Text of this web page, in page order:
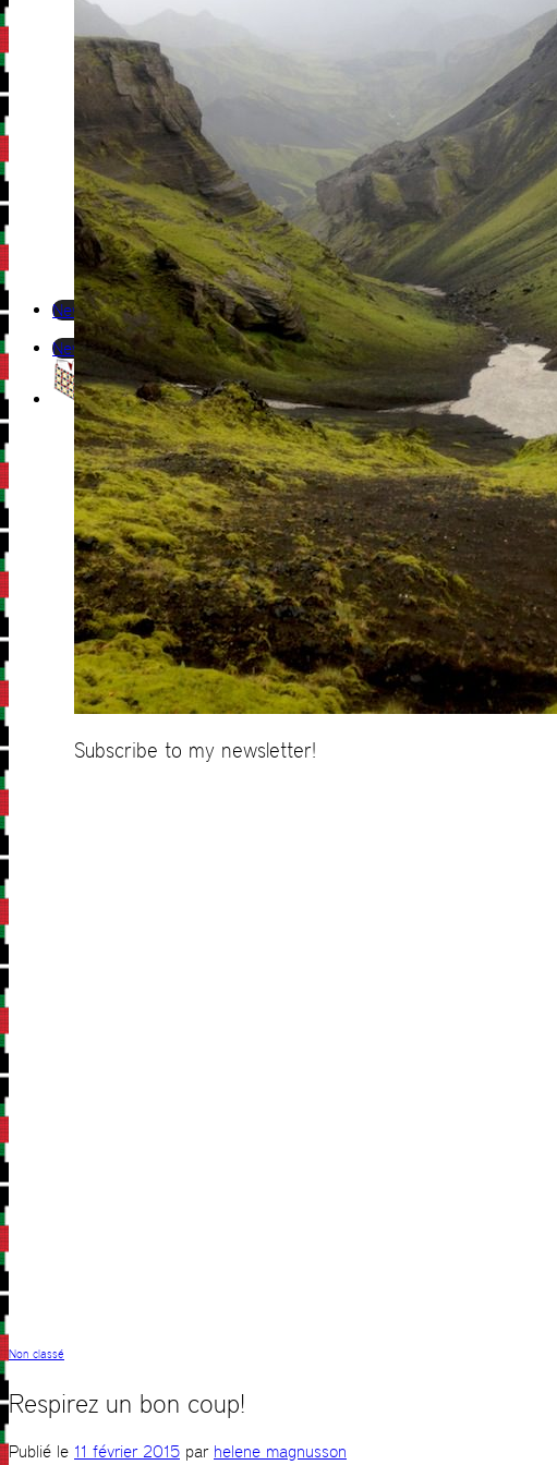
Newsletter
Newsletter
Subscribe to my newsletter!
Non classé
Respirez un bon coup!
Publié le 11 février 2015 par helene magnusson